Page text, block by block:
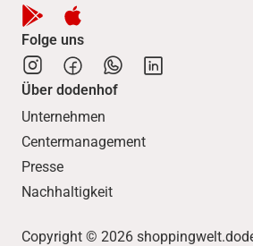
Folge uns
Über dodenhof
Unternehmen
Centermanagement
Presse
Nachhaltigkeit
Copyright © 2026